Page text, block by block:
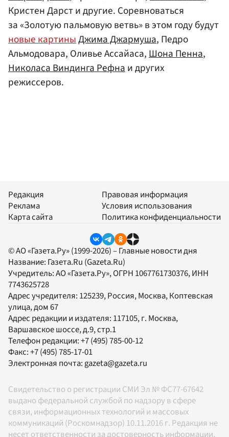
Кристен Дарст и другие. Соревноваться
за «Золотую пальмовую ветвь» в этом году будут
новые картиныДжима Джармуша, Педро
Альмодовара, Оливье Ассайаса, Шона Пенна,
Николаса Виндинга Рефна и других
режиссеров.
Редакция
Реклама
Карта сайта
Правовая информация
Условия использования
Политика конфиденциальности
© АО «Газета.Ру» (1999-2026) – Главные новости дня
Название: Газета.Ru (Gazeta.Ru)
Учредитель:АО «Газета.Ру», ОГРН 1067761730376, ИНН
7743625728
Адрес учредителя: 125239, Россия, Москва, Коптевская
улица, дом 67
Адрес редакции и издателя: 117105, г. Москва,
Варшавское шоссе, д.9, стр.1
Телефон редакции:+7 (495) 785-00-12
Факс:+7 (495) 785-17-01
Электронная почта:gazeta@gazeta.ru
Свидетельство о регистрации СМИ Эл № ФС77-67642
выдано федеральной службой по надзору в сфере
связи, информационных технологий и массовых
коммуникаций (Роскомнадзор) 10.11.2016 г. Редакция не
несет ответственности за достоверность информации,